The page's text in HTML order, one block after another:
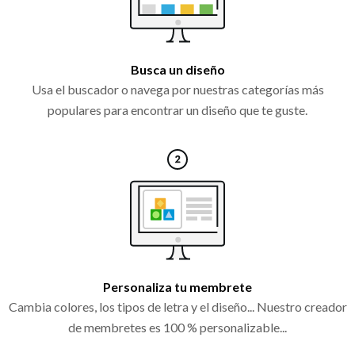
Busca un diseño
Usa el buscador o navega por nuestras categorías más
populares para encontrar un diseño que te guste.
Personaliza tu membrete
Cambia colores, los tipos de letra y el diseño... Nuestro creador
de membretes es 100 % personalizable...